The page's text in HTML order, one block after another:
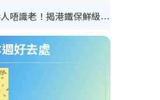
內地客歎港人唔識老！揭港鐵保鮮級冷氣 港人求放過：咪投訴
好去處